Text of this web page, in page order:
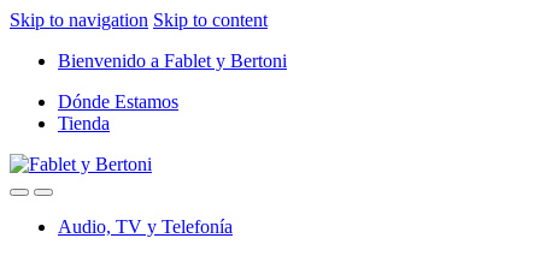
Skip to navigation Skip to content
Bienvenido a Fablet y Bertoni
Dónde Estamos
Tienda
Audio, TV y Telefonía